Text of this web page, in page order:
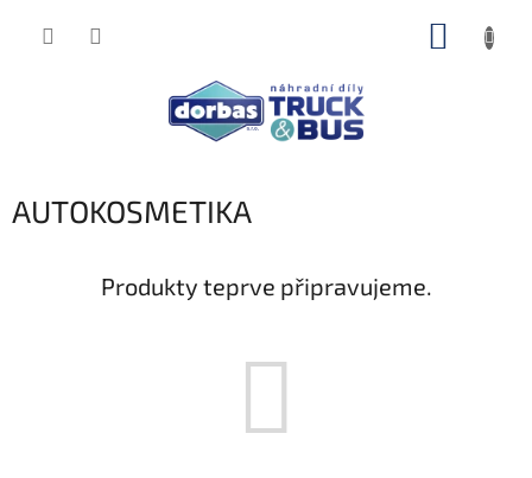
AUTOKOSMETIKA
Produkty teprve připravujeme.